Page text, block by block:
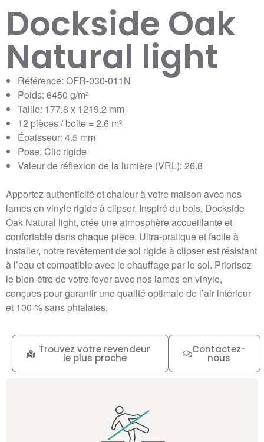
Dockside Oak
Natural light
Référence: OFR-030-011N
Poids: 6450 g/m²
Taille: 177.8 x 1219.2 mm
12 pièces / boite = 2.6 m²
Épaisseur: 4.5 mm
Pose: Clic rigide
Valeur de réflexion de la lumière (VRL): 26.8
Apportez authenticité et chaleur à votre maison avec nos
lames en vinyle rigide à clipser. Inspiré du bois, Dockside
Oak Natural light, crée une atmosphère accueillante et
confortable dans chaque pièce. Ultra-pratique et facile à
installer, notre revêtement de sol rigide à clipser est résistant
à l’eau et compatible avec le chauffage par le sol. Priorisez
le bien-être de votre foyer avec nos lames en vinyle,
conçues pour garantir une qualité optimale de l’air intérieur
et 100 % sans phtalates.
Contactez-
nous
Trouvez votre revendeur
le plus proche